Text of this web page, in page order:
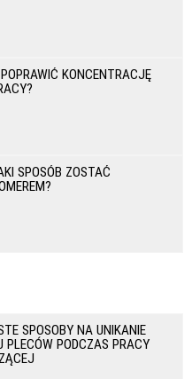
KONCENTRACJĘ
SPOSÓB ZOSTAĆ
SPOSOBY NA UNIKANIE
PLECÓW PODCZAS PRACY